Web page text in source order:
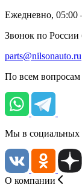
Ежедневно, 05:00
Звонок по России
parts@nilsonauto.ru
По всем вопросам
Мы в социальных
О компании